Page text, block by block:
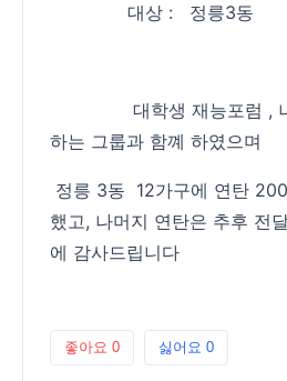
대상 : 정릉3동
대학생 재능포럼 , 나
하는 그룹과 함꼐 하였으며
정릉 3동 12가구에 연탄
했고, 나머지 연탄은 추후 전
에 감사드립니다
좋아요 0 싫어요 0